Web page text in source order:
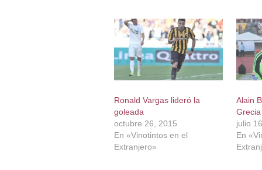
Ronald Vargas lideró la
goleada
octubre 26, 2015
En «Vinotintos en el
Extranjero»
Alain
Grecia
julio
En